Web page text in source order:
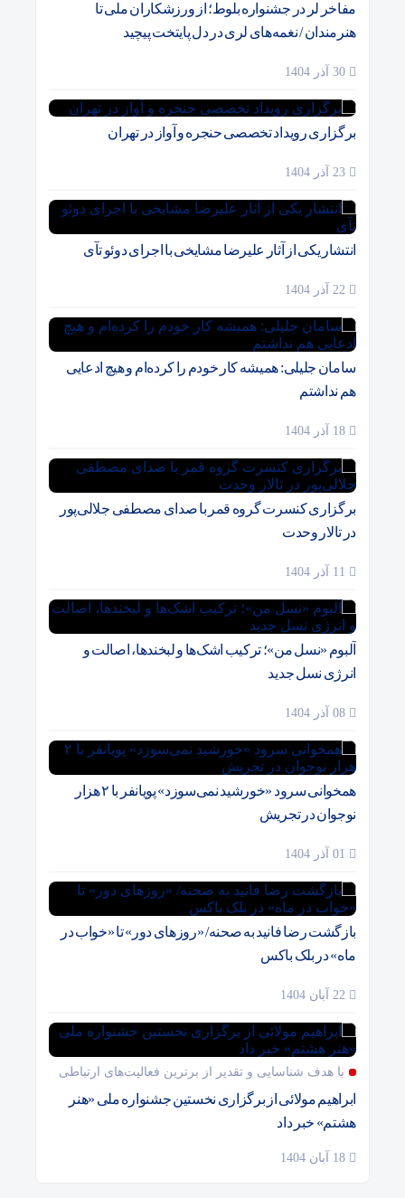
مفاخر لر در جشنواره بلوط؛ از ورزشکاران ملی تا
هنرمندان / نغمه‌های لری در دل پایتخت پیچید
برگزاری رویداد تخصصی حنجره و آواز در تهران
انتشار یکی از آثار علیرضا مشایخی با اجرای دوئو تآی
سامان جلیلی: همیشه کار خودم را کرده‌ام و هیچ ادعایی
هم نداشتم
برگزاری کنسرت گروه قمر با صدای مصطفی جلالی‌پور
در تالار وحدت
آلبوم «نسل من»؛ ترکیب اشک‌ها و لبخندها، اصالت و
انرژی نسل جدید
همخوانی سرود «خورشید نمی‌سوزد» پویانفر با ۲ هزار
نوجوان در تجریش
بازگشت رضا فانید به صحنه/ «روزهای دور» تا «خواب در
ماه» در بلک باکس
با هدف شناسایی و تقدیر از برترین فعالیت‌های ارتباطی
ابراهیم مولائی از برگزاری نخستین جشنواره ملی «هنر
هشتم» خبر داد